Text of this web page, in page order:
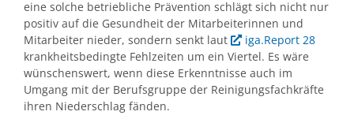
eine solche betriebliche Prävention schlägt sich nicht nur
positiv auf die Gesundheit der Mitarbeiterinnen und
Mitarbeiter nieder, sondern senkt laut
iga.Report 28
krankheitsbedingte Fehlzeiten um ein Viertel. Es wäre
wünschenswert, wenn diese Erkenntnisse auch im
Umgang mit der Berufsgruppe der Reinigungsfachkräfte
ihren Niederschlag fänden.